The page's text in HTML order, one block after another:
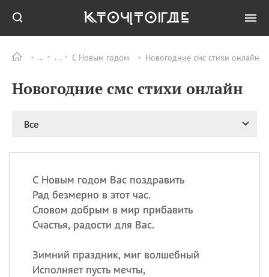
С Новым годом Новогодние смс стихи онлайн
Новогодние смс стихи онлайн
Все
С Новым годом Вас поздравить
Рад безмерно в этот час.
Словом добрым в мир прибавить
Счастья, радости для Вас.
Зимний праздник, миг волшебный
Исполняет пусть мечты,
ПРАЗДНИКИ Все
09.08 День памяти
великомученика и
11.08 День полета на
воздушном шарике
11.08 День Святой Клары —
ИМЕНА